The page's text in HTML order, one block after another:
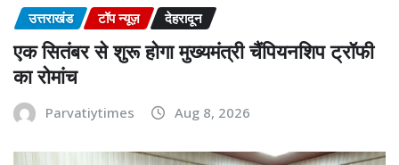
उत्तराखंड टॉप न्यूज़ देहरादून
एक सितंबर से शुरू होगा मुख्यमंत्री चैंपियनशिप ट्रॉफी
का रोमांच
Parvatiytimes Aug 8, 2026